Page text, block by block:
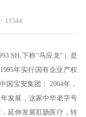
11344
下称“马应龙”）是
年实行国有企业产权
国宝安集团； 2004年，
发展，这家中华老字号
延伸发展肛肠医疗，转